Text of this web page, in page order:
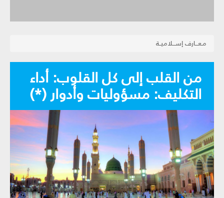
مـعـــارف إســـلاميــة
من القلب إلى كل القلوب: أداء
التكليف: مسؤوليات وأدوار (*)